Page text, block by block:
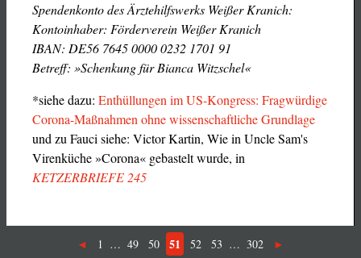
Spendenkonto des Ärztehilfswerks Weißer Kranich:
Kontoinhaber: Förderverein Weißer Kranich
IBAN: DE56 7645 0000 0232 1701 91
Betreff: »Schenkung für Bianca Witzschel«
*siehe dazu: Enthüllungen im US-Kongress: Fragwürdige
Corona-Maßnahmen ohne wissenschaftliche Grundlage
und zu Fauci siehe: Victor Kartin, Wie in Uncle Sam's
Virenküche »Corona« gebastelt wurde, in
KETZERBRIEFE 245
1 … 49 50 51 52 53 … 302